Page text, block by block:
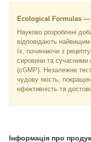
Ecological Formulas
Науково розроблені
відповідають
їх, починаючи з
сировини та
(cGMP). Незалежне
чудову якість,
ефективність та
Інформація про